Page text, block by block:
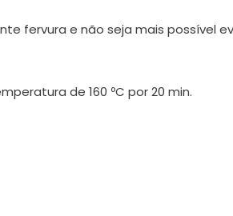
fervura e não seja mais possível
de 160 ºC por 20 min.